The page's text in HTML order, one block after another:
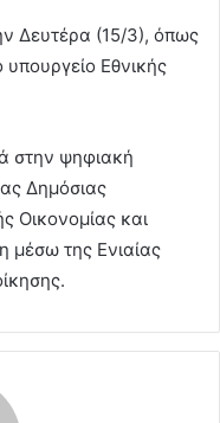
Δευτέρα (15/3), όπως
Εθνικής
στην ψηφιακή
Δημόσιας
Οικονομίας και
μέσω της Ενιαίας